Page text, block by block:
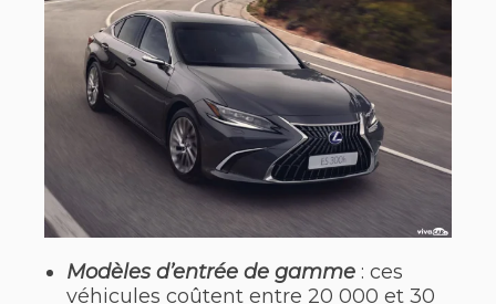
Modèles d’entrée de gamme : ces
véhicules coûtent entre 20 000 et 30